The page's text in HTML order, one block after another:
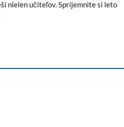
nielen učiteľov. Spríjemnite si leto